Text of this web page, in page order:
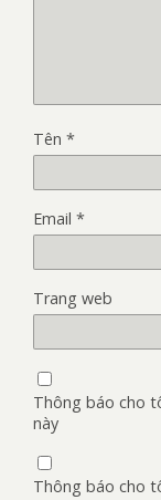
Tên *
Email *
Trang web
Thông báo cho
này
Thông báo cho